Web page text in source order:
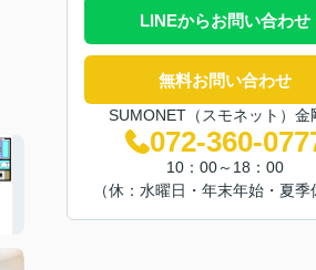
LINEからお問い合わせ
無料お問い合わせ
SUMONET（スモネット）金
072-360-
10：00～18：00
（休：水曜日・年末年始・夏季